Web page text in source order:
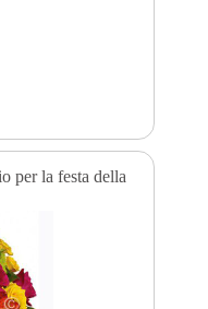
per la festa della